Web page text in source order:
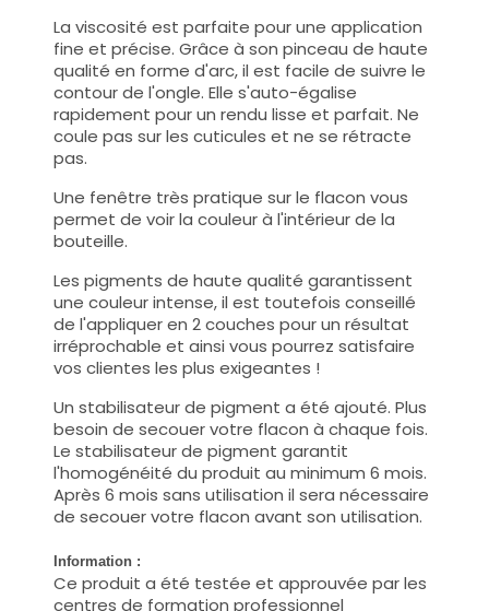
La viscosité est parfaite pour une application
fine et précise. Grâce à son pinceau de haute
qualité en forme d'arc, il est facile de suivre le
contour de l'ongle. Elle s'auto-égalise
rapidement pour un rendu lisse et parfait. Ne
coule pas sur les cuticules et ne se rétracte
pas.
Une fenêtre très pratique sur le flacon vous
permet de voir la couleur à l'intérieur de la
bouteille.
Les pigments de haute qualité garantissent
une couleur intense, il est toutefois conseillé
de l'appliquer en 2 couches pour un résultat
irréprochable et ainsi vous pourrez satisfaire
vos clientes les plus exigeantes !
Un stabilisateur de pigment a été ajouté. Plus
besoin de secouer votre flacon à chaque fois.
Le stabilisateur de pigment garantit
l'homogénéité du produit au minimum 6 mois.
Après 6 mois sans utilisation il sera nécessaire
de secouer votre flacon avant son utilisation.
Information :
Ce produit a été testée et approuvée par les
centres de formation professionnel